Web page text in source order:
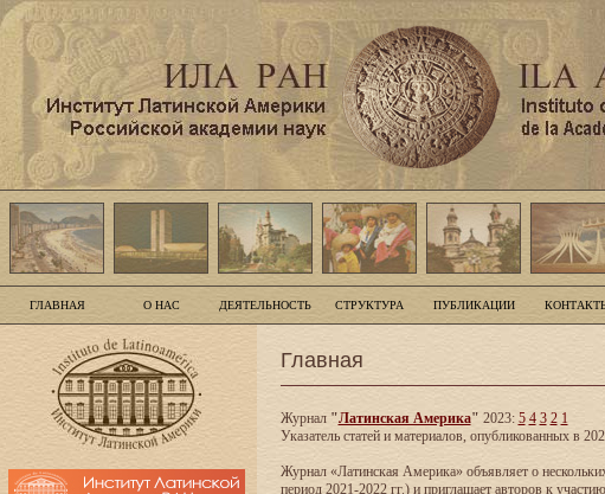
ГЛАВНАЯ О НАС ДЕЯТЕЛЬНОСТЬ СТРУКТУРА ПУБЛИКАЦИИ
Главная
Журнал"Латинская Америка" 2023: 5 4 3 2 1
Указатель статей и материалов, опубликованных в
Журнал «Латинская Америка» объявляет о
период 2021-2022 гг.) и приглашает авторов к участию